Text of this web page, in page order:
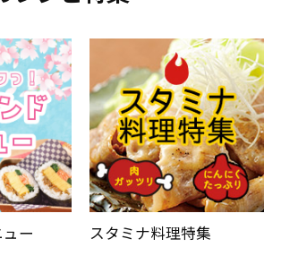
ー スタミナ料理特集